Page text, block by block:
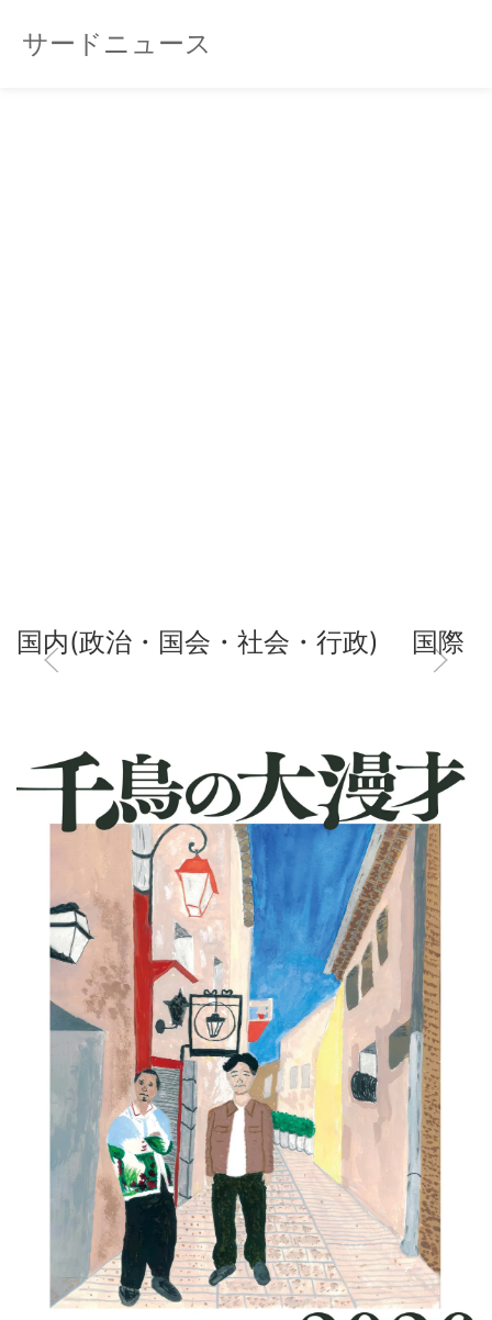
サードニュース
国内(政治・国会・社会・行政) 国際